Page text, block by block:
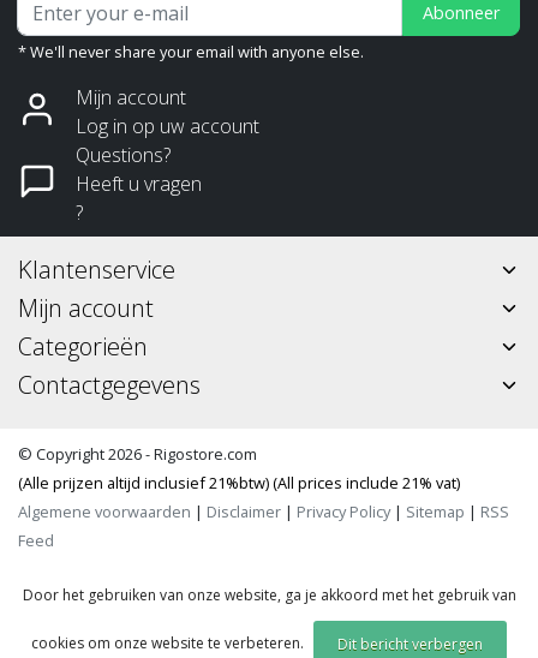
Abonneer
* We'll never share your email with anyone else.
Mijn account
Log in op uw account
Questions?
Heeft u vragen
?
Klantenservice
Mijn account
Categorieën
Contactgegevens
© Copyright 2026 - Rigostore.com
(Alle prijzen altijd inclusief 21%btw) (All prices include 21% vat)
Algemene voorwaarden | Disclaimer | Privacy Policy| Sitemap | RSS
Feed
Door het gebruiken van onze website, ga je akkoord met het gebruik van
cookies om onze website te verbeteren. Dit bericht verbergen